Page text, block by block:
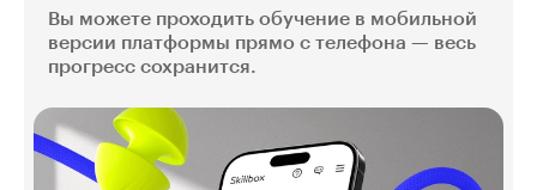
Вы можете проходить обучение в мобильной
версии платформы прямо с телефона — весь
прогресс сохранится.